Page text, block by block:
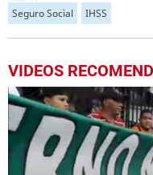
Seguro Social IHSS
VIDEOS